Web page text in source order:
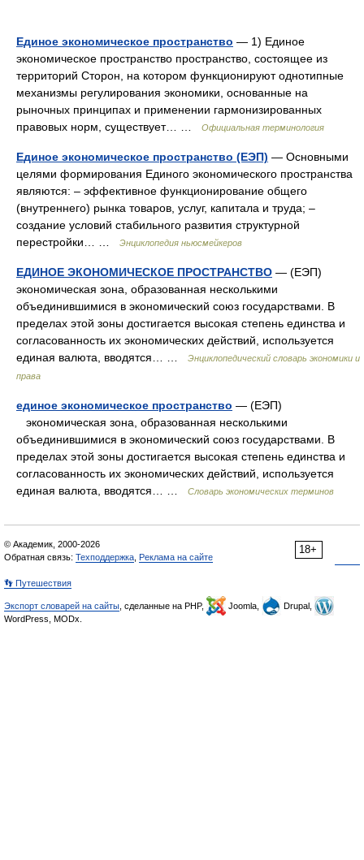
Единое экономическое пространство — 1) Единое
экономическое пространство пространство, состоящее из
территорий Сторон, на котором функционируют однотипные
механизмы регулирования экономики, основанные на
рыночных принципах и применении гармонизированных
правовых норм, существует… …
Официальная терминология
Единое экономическое пространство (ЕЭП) — Основными
целями формирования Единого экономического пространства
являются: – эффективное функционирование общего
(внутреннего) рынка товаров, услуг, капитала и труда; –
создание условий стабильного развития структурной
перестройки… …
Энциклопедия ньюсмейкеров
ЕДИНОЕ ЭКОНОМИЧЕСКОЕ ПРОСТРАНСТВО — (ЕЭП)
экономическая зона, образованная несколькими
объединившимися в экономический союз государствами. В
пределах этой зоны достигается высокая степень единства и
согласованность их экономических действий, используется
единая валюта, вводятся… …
Энциклопедический словарь экономики и
права
единое экономическое пространство — (ЕЭП)
экономическая зона, образованная несколькими
объединившимися в экономический союз государствами. В
пределах этой зоны достигается высокая степень единства и
согласованность их экономических действий, используется
единая валюта, вводятся… …
Словарь экономических терминов
18+
© Академик, 2000-2026
Обратная связь: Техподдержка Реклама на сайте
👣 Путешествия
Экспорт словарей на сайты , сделанные на PHP, Joomla,
Drupal,
WordPress, MODx.